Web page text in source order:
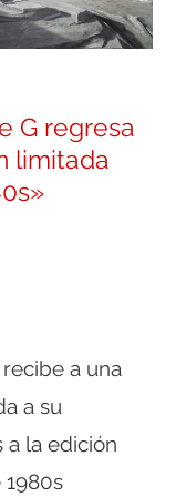
G regresa
limitada
a una
a su
a la edición